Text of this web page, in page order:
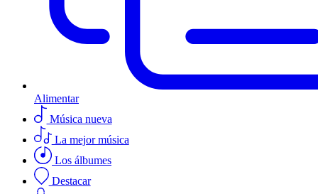
Alimentar
Música nueva
La mejor música
Los álbumes
Destacar